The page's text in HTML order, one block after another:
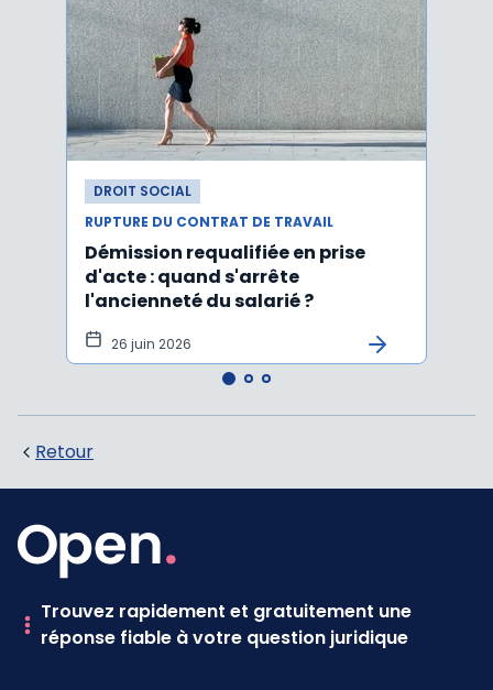
DROIT SOCIAL
RUPTURE DU CONTRAT DE TRAVAIL
Démission requalifiée en prise
d'acte : quand s'arrête
l'ancienneté du salarié ?
26 juin 2026
Retour
Trouvez rapidement et gratuitement une
réponse fiable à votre question juridique